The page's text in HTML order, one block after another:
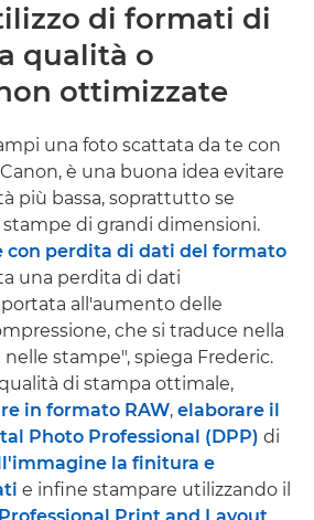
di formati di
qualità o
ottimizzate
una foto scattata da te con
è una buona idea evitare
più bassa, soprattutto se
stampe di grandi dimensioni.
con perdita di dati del formato
una perdita di dati
all'aumento delle
che si traduce nella
stampe", spiega Frederic.
di stampa ottimale,
in formato RAW, elaborare il
Photo Professional (DPP) di
la finitura e
e infine stampare utilizzando il